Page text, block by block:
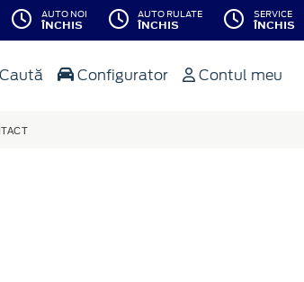
AUTO NOI
ÎNCHIS
AUTO RULATE
ÎNCHIS
SERVICE
ÎNCHIS
Caută Configurator Contul meu